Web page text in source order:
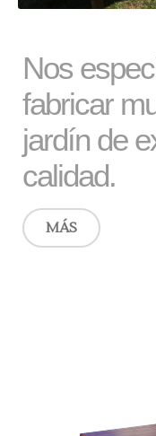
Nos
fabricar
jardín de
calidad.
MÁS